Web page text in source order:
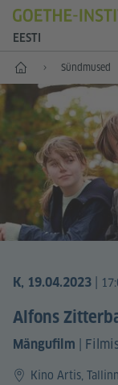
EESTI
Esileht Sündmused
K, 19.04.2023
Alfons
Mängufilm |
Kino Artis, Tallinn